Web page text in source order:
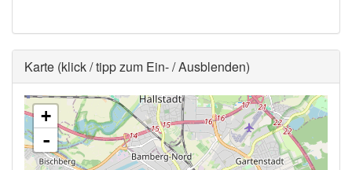
Ausblenden
Karte (klick / tipp zum Ein- / Ausblenden)
+
-